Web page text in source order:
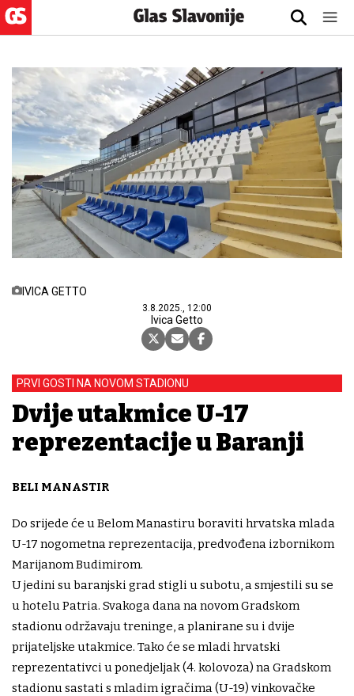
IVICA GETTO
3.8.2025., 12:00
Ivica Getto
PRVI GOSTI NA NOVOM STADIONU
Dvije utakmice U-17
reprezentacije u Baranji
BELI MANASTIR
Do srijede će u Belom Manastiru boraviti hrvatska mlada
U-17 nogometna reprezentacija, predvođena izbornikom
Marijanom Budimirom.
U jedini su baranjski grad stigli u subotu, a smjestili su se
u hotelu Patria. Svakoga dana na novom Gradskom
stadionu održavaju treninge, a planirane su i dvije
prijateljske utakmice. Tako će se mladi hrvatski
reprezentativci u ponedjeljak (4. kolovoza) na Gradskom
stadionu sastati s mladim igračima (U-19) vinkovačke